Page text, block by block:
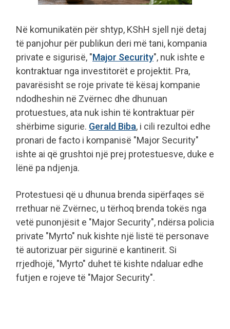
Në komunikatën për shtyp, KShH sjell një detaj
të panjohur për publikun deri më tani, kompania
private e sigurisë, "Major Security", nuk ishte e
kontraktuar nga investitorët e projektit. Pra,
pavarësisht se roje private të kësaj kompanie
ndodheshin në Zvërnec dhe dhunuan
protuestues, ata nuk ishin të kontraktuar për
shërbime sigurie. Gerald Biba, i cili rezultoi edhe
pronari de facto i kompanisë "Major Security"
ishte ai që grushtoi një prej protestuesve, duke e
lënë pa ndjenja.
Protestuesi që u dhunua brenda sipërfaqes së
rrethuar në Zvërnec, u tërhoq brenda tokës nga
vetë punonjësit e "Major Security", ndërsa policia
private "Myrto" nuk kishte një listë të personave
të autorizuar për sigurinë e kantinerit. Si
rrjedhojë, "Myrto" duhet të kishte ndaluar edhe
futjen e rojeve të "Major Security".